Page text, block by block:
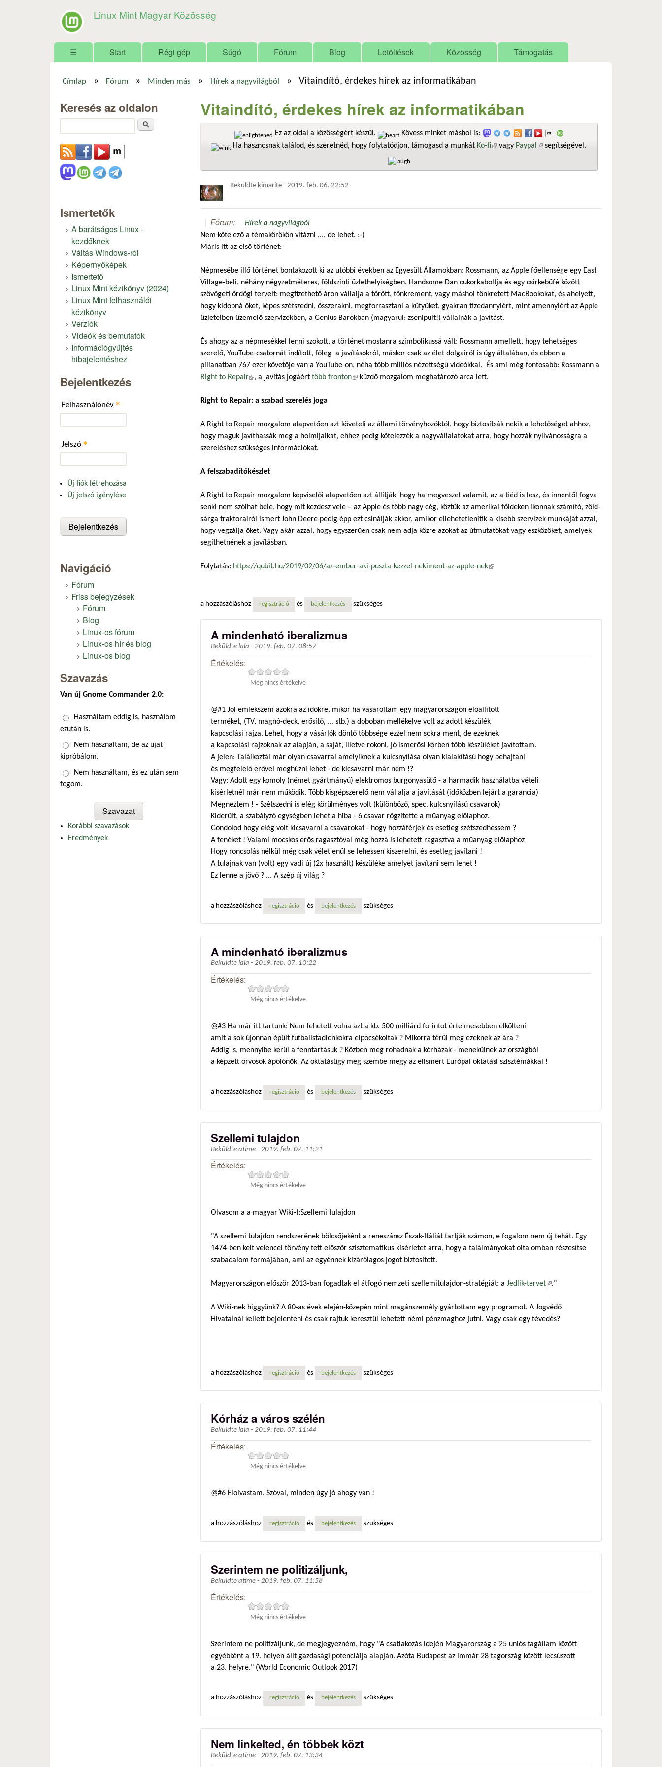
Linux Mint Magyar Közösség
Főmenü
☰ Start Régi gép Súgó Fórum Blog Letöltések Közösség Támogatás
Címlap » Fórum » Minden más » Hírek a nagyvilágból » Vitaindító, érdekes hírek az informatikában
Vitaindító, érdekes hírek az informatikában
Ez az oldal a közösségért készül.
Kövess minket máshol is:
Ha hasznosnak találod, és szeretnéd, hogy folytatódjon, támogasd a munkát Ko-fi(külső hivatkozás)
vagy Paypal (külső hivatkozás)
segítségével.
Beküldte kimarite - 2019. feb. 06. 22:52
Fórum:
Hírek a nagyvilágból
Nem kötelező a témakörökön vitázni ..., de lehet. :-)
Máris itt az első történet:
Népmesébe illő történet bontakozott ki az utóbbi években az Egyesült Államokban: Rossmann, az Apple főellensége egy East
Village-beli, néhány négyzetméteres, földszinti üzlethelyiségben, Handsome Dan cukorkaboltja és egy csirkebüfé között
szövögeti ördögi terveit: megfizethető áron vállalja a törött, tönkrement, vagy máshol tönkretett MacBookokat, és ahelyett,
hogy kidobná őket, képes szétszedni, összerakni, megforrasztani a kütyüket, gyakran tizedannyiért, mint amennyiért az Apple
üzleteiben üzemelő szervizekben, a Genius Barokban (magyarul: zsenipult!) vállalnák a javítást.
És ahogy az a népmesékkel lenni szokott, a történet mostanra szimbolikussá vált: Rossmann amellett, hogy tehetséges
szerelő, YouTube-csatornát indított, főleg a javításokról, máskor csak az élet dolgairól is úgy általában, és ebben a
pillanatban 767 ezer követője van a YouTube-on, néha több milliós nézettségű videókkal. És ami még fontosabb: Rossmann a
Right to Repair(külső hivatkozás)
, a javítás jogáért több fronton(külső hivatkozás)
küzdő mozgalom meghatározó arca lett.
Right to Repair: a szabad szerelés joga
A Right to Repair mozgalom alapvetően azt követeli az állami törvényhozóktól, hogy biztosítsák nekik a lehetőséget ahhoz,
hogy maguk javíthassák meg a holmijaikat, ehhez pedig kötelezzék a nagyvállalatokat arra, hogy hozzák nyilvánosságra a
szereléshez szükséges információkat.
A felszabadítókészlet
A Right to Repair mozgalom képviselői alapvetően azt állítják, hogy ha megveszel valamit, az a tiéd is lesz, és innentől fogva
senki nem szólhat bele, hogy mit kezdesz vele – az Apple és több nagy cég, köztük az amerikai földeken ikonnak számító, zöld-
sárga traktorairól ismert John Deere pedig épp ezt csinálják akkor, amikor ellehetetlenítik a kisebb szervizek munkáját azzal,
hogy vegzálja őket. Vagy akár azzal, hogy egyszerűen csak nem adja közre azokat az útmutatókat vagy eszközöket, amelyek
segíthetnének a javításban.
Folytatás: https://qubit.hu/2019/02/06/az-ember-aki-puszta-kezzel-nekiment-az-apple-nek(külső hivatkozás)
a hozzászóláshoz regisztráció és bejelentkezés szükséges
A mindenható iberalizmus
Beküldte lala - 2019. feb. 07. 08:57
Értékelés:
Még nincs értékelve
@#1 Jól emlékszem azokra az időkre, mikor ha vásároltam egy magyarországon előállított
terméket, (TV, magnó-deck, erősítő, ... stb.) a doboban mellékelve volt az adott készülék
kapcsolási rajza. Lehet, hogy a vásárlók döntő többsége ezzel nem sokra ment, de ezeknek
a kapcsolási rajzoknak az alapján, a saját, illetve rokoni, jó ismerősi kőrben több készüléket javítottam.
A jelen: Találkoztál már olyan csavarral amelyiknek a kulcsnyílása olyan kialakítású hogy behajtani
és megfelelő erővel meghúzni lehet - de kicsavarni már nem !?
Vagy: Adott egy komoly (német gyártmányú) elektromos burgonyasütő - a harmadik használatba vételi
kísérletnél már nem működik. Több kisgépszerelő nem vállalja a javítását (időközben lejárt a garancia)
Megnéztem ! - Szétszedni is elég körülményes volt (különböző, spec. kulcsnyílású csavarok)
Kiderült, a szabályzó egységben lehet a hiba - 6 csavar rögzítette a műanyag előlaphoz.
Gondolod hogy elég volt kicsavarni a csavarokat - hogy hozzáférjek és esetleg szétszedhessem ?
A fenéket ! Valami mocskos erős ragasztóval még hozzá is lehetett ragasztva a műanyag előlaphoz
Hogy roncsolás nélkül még csak véletlenül se lehessen kiszerelni, és esetleg javítani !
A tulajnak van (volt) egy vadi új (2x használt) készüléke amelyet javítani sem lehet !
Ez lenne a jövő ? ... A szép új világ ?
a hozzászóláshoz regisztráció és bejelentkezés szükséges
A mindenható iberalizmus
Beküldte lala - 2019. feb. 07. 10:22
Értékelés:
Még nincs értékelve
@#3 Ha már itt tartunk: Nem lehetett volna azt a kb. 500 milliárd forintot értelmesebben elkölteni
amit a sok újonnan épült futballstadionkokra elpocsékoltak ? Mikorra térül meg ezeknek az ára ?
Addig is, mennyibe kerül a fenntartásuk ? Közben meg rohadnak a kórházak - menekülnek az országból
a képzett orvosok ápolónők. Az oktatásügy meg szembe megy az elismert Európai oktatási szisztémákkal !
a hozzászóláshoz regisztráció és bejelentkezés szükséges
Szellemi tulajdon
Beküldte atime - 2019. feb. 07. 11:21
Értékelés:
Még nincs értékelve
Olvasom a a magyar Wiki-t:Szellemi tulajdon
"A szellemi tulajdon rendszerének bölcsőjeként a reneszánsz Észak-Itáliát tartják számon, e fogalom nem új tehát. Egy
1474-ben kelt velencei törvény tett először szisztematikus kísérletet arra, hogy a találmányokat oltalomban részesítse
szabadalom formájában, ami az egyénnek kizárólagos jogot biztosított.
Magyarországon először 2013-ban fogadtak el átfogó nemzeti szellemitulajdon-stratégiát: a Jedlik-tervet(külső hivatkozás)
."
A Wiki-nek higgyünk? A 80-as évek elején-közepén mint magánszemély gyártottam egy programot. A Jogvédő
Hivatalnál kellett bejelenteni és csak rajtuk keresztül lehetett némi pénzmaghoz jutni. Vagy csak egy tévedés?
a hozzászóláshoz regisztráció és bejelentkezés szükséges
Kórház a város szélén
Beküldte lala - 2019. feb. 07. 11:44
Értékelés:
Még nincs értékelve
@#6 Elolvastam. Szóval, minden úgy jó ahogy van !
a hozzászóláshoz regisztráció és bejelentkezés szükséges
Szerintem ne politizáljunk,
Beküldte atime - 2019. feb. 07. 11:58
Értékelés:
Még nincs értékelve
Szerintem ne politizáljunk, de megjegyezném, hogy "A csatlakozás idején Magyarország a 25 uniós tagállam között
egyébként a 19. helyen állt gazdasági potenciálja alapján. Azóta Budapest az immár 28 tagország között lecsúszott
a 23. helyre." (World Economic Outlook 2017)
a hozzászóláshoz regisztráció és bejelentkezés szükséges
Nem linkelted, én többek közt
Beküldte atime - 2019. feb. 07. 13:34
Keresés az oldalon
Ismertetők
A barátságos Linux -
kezdőknek
Váltás Windows-ról
Képernyőképek
Ismertető
Linux Mint kézikönyv (2024)
Linux Mint felhasználói
kézikönyv
Verziók
Videók és bemutatók
Információgyűjtés
hibajelentéshez
Bejelentkezés
Felhasználónév *
Jelszó *
Új fiók létrehozása
Új jelszó igénylése
Navigáció
Fórum
Friss bejegyzések
Fórum
Blog
Linux-os fórum
Linux-os hír és blog
Linux-os blog
Szavazás
Van új Gnome Commander 2.0:
Választások
Használtam eddig is, használom
ezután is.
Nem használtam, de az újat
kipróbálom.
Nem használtam, és ez után sem
fogom.
Korábbi szavazások
Eredmények